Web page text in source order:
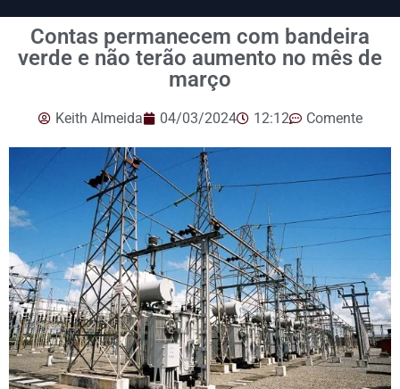
Contas permanecem com bandeira
verde e não terão aumento no mês de
março
Keith Almeida 04/03/2024 12:12 Comente